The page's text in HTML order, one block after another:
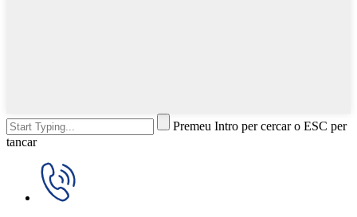
Premeu Intro per cercar o ESC per
tancar